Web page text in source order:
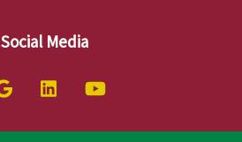
Social Media